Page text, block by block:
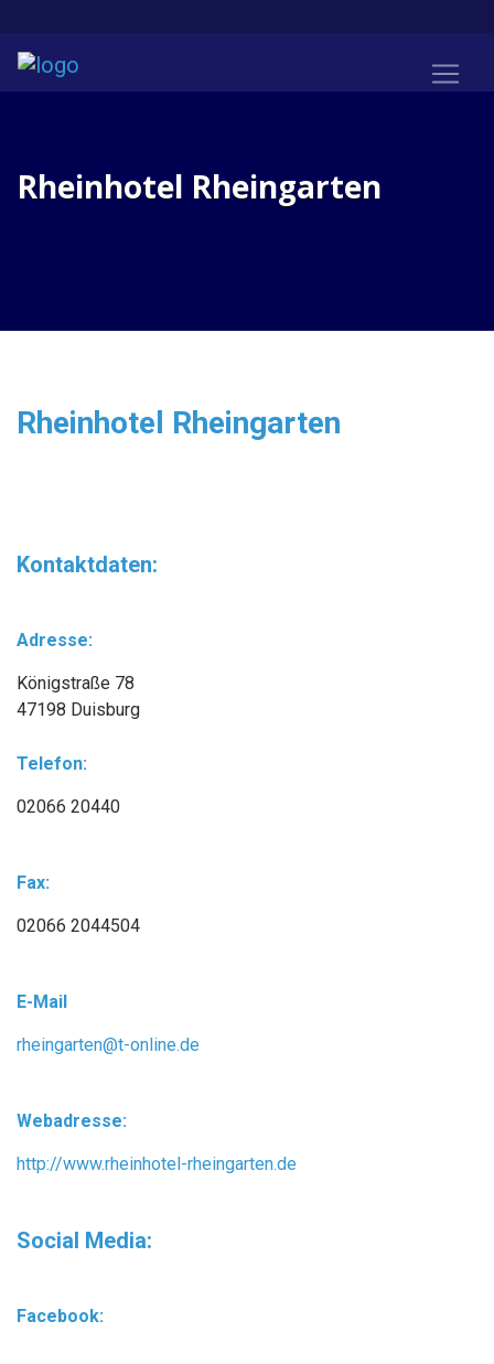
Rheinhotel Rheingarten
Rheinhotel Rheingarten
Kontaktdaten:
Adresse:
Königstraße 78
47198 Duisburg
Telefon:
02066 20440
Fax:
02066 2044504
E-Mail
rheingarten@t-online.de
Webadresse:
http://www.rheinhotel-rheingarten.de
Social Media:
Facebook: